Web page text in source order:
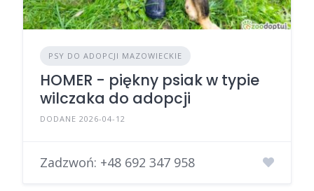
PSY DO ADOPCJI MAZOWIECKIE
HOMER - piękny psiak w typie
wilczaka do adopcji
DODANE 2026-04-12
Zadzwoń: +48 692 347 958